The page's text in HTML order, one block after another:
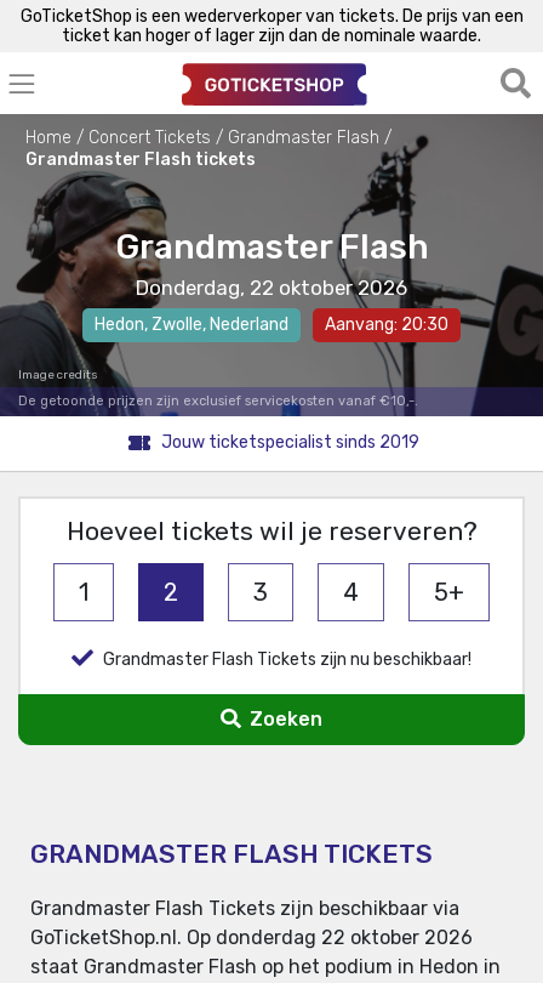
GoTicketShop is een wederverkoper van tickets. De prijs van een
ticket kan hoger of lager zijn dan de nominale waarde.
Home Concert Tickets
Grandmaster Flash
Grandmaster Flash tickets
Grandmaster Flash
Donderdag, 22 oktober 2026
Hedon, Zwolle, Nederland Aanvang: 20:30
Image credits
De getoonde prijzen zijn exclusief servicekosten vanaf €10,-.
Jouw ticketspecialist sinds 2019
Hoeveel tickets wil je reserveren?
1 2 3 4 5+
Grandmaster Flash Tickets zijn nu beschikbaar!
Zoeken
GRANDMASTER FLASH TICKETS
Grandmaster Flash Tickets zijn beschikbaar via
GoTicketShop.nl. Op donderdag 22 oktober 2026
staat Grandmaster Flash op het podium in Hedon in